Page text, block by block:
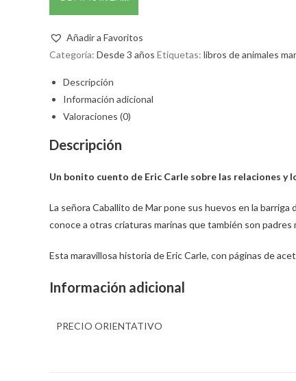
Añadir a Favoritos
Categoría: Desde 3 años Etiquetas: libros de animales
Descripción
Información adicional
Valoraciones (0)
Descripción
Un bonito cuento de Eric Carle sobre las relaciones y
La señora Caballito de Mar pone sus huevos en la
conoce a otras criaturas marinas que también son padres
Esta maravillosa historia de Eric Carle, con páginas de
Información adicional
PRECIO ORIENTATIVO